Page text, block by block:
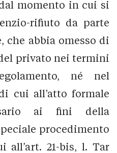
momento in cui si
rifiuto da parte
che abbia omesso di
privato nei termini
né nel
cui all’atto formale
ai fini della
procedimento
all’art. 21-bis, l. Tar